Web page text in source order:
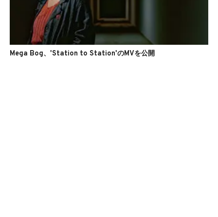
Mega Bog、'Station to Station'のMVを公開